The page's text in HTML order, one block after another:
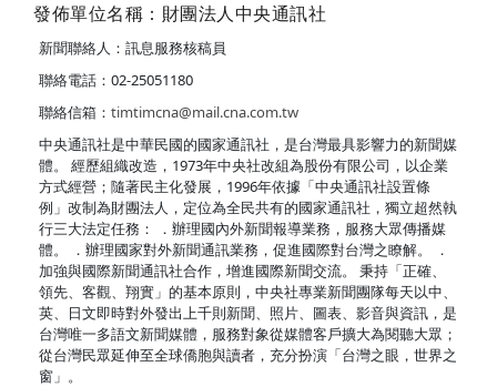
發佈單位名稱：財團法人中央通訊社
新聞聯絡人：訊息服務核稿員
聯絡電話：02-25051180
聯絡信箱： timtimcna@mail.cna.com.tw
中央通訊社是中華民國的國家通訊社，是台灣最具影響力的新聞媒
體。 經歷組織改造，1973年中央社改組為股份有限公司，以企業
方式經營；隨著民主化發展，1996年依據「中央通訊社設置條
例」改制為財團法人，定位為全民共有的國家通訊社，獨立超然執
行三大法定任務： ．辦理國內外新聞報導業務，服務大眾傳播媒
體。 ．辦理國家對外新聞通訊業務，促進國際對台灣之瞭解。 ．
加強與國際新聞通訊社合作，增進國際新聞交流。 秉持「正確、
領先、客觀、翔實」的基本原則，中央社專業新聞團隊每天以中、
英、日文即時對外發出上千則新聞、照片、圖表、影音與資訊，是
台灣唯一多語文新聞媒體，服務對象從媒體客戶擴大為閱聽大眾；
從台灣民眾延伸至全球僑胞與讀者，充分扮演「台灣之眼，世界之
窗」。